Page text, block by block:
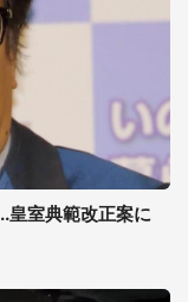
皇室典範改正案に